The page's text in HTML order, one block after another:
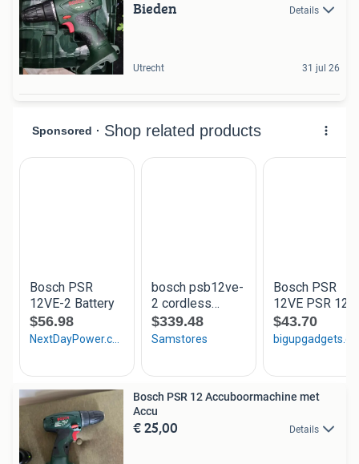
Bieden Details
Utrecht 31 jul 26
Bosch PSR 12 Accuboormachine met
Accu
€ 25,00 Details